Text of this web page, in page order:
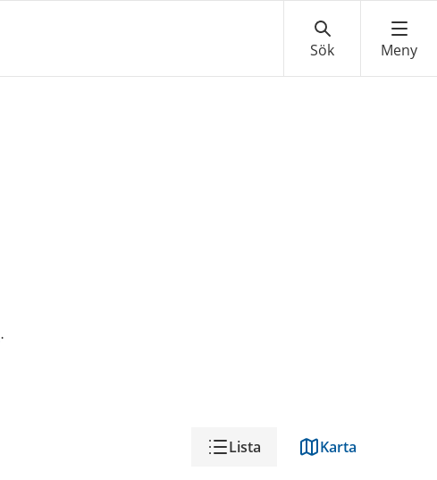
.
VisningLista Karta